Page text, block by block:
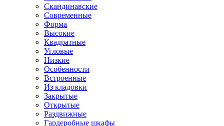
Скандинавские
Современные
Форма
Высокие
Квадратные
Угловые
Низкие
Особенности
Встроенные
Из кладовки
Закрытые
Открытые
Раздвижные
Гардеробные шкафы